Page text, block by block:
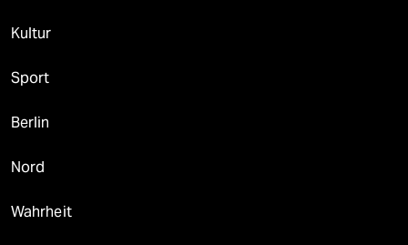
Kultur
Sport
Berlin
Nord
Wahrheit